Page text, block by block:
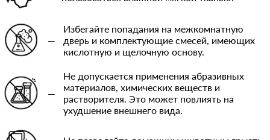
—
Избегайте попадания на межкомнатную
дверь и комплектующие смесей, имеющих
кислотную и щелочную основу.
—
Не допускается применения абразивных
материалов, химических веществ и
растворителя. Это может повлиять на
ухудшение внешнего вида.